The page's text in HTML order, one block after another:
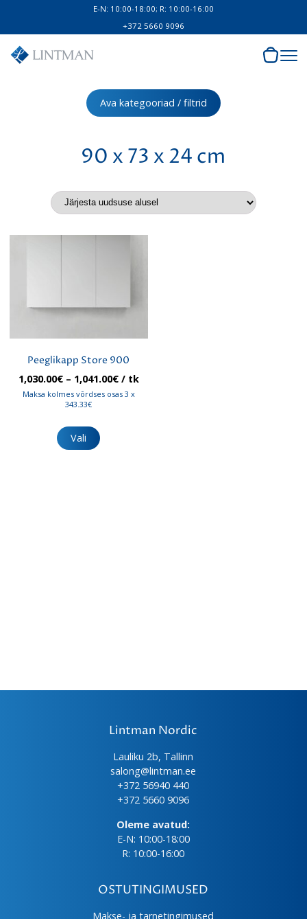
E-N: 10:00-18:00; R: 10:00-16:00
+372 5660 9096
Ava kategooriad / filtrid
90 x 73 x 24 cm
Peeglikapp Store 900
1,030.00€ – 1,041.00€Hinnavahemik:
1,030.00€
/ tk
Maksa kolmes võrdses osas 3 x
343.33€
Vali
tootel
Lintman Nordic
Lauliku 2b, Tallinn
salong@lintman.ee
+372 56940 440
+372 5660 9096
Oleme avatud:
E-N: 10:00-18:00
R: 10:00-16:00
OSTUTINGIMUSED
Makse- ja tarnetingimused